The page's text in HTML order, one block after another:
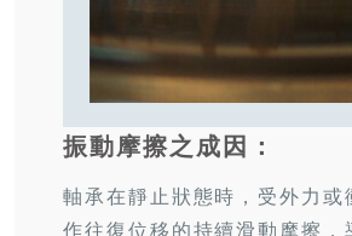
振動摩擦之成因：
軸承在靜止狀態時，受外力或
作往復位移的持續滑動摩擦，